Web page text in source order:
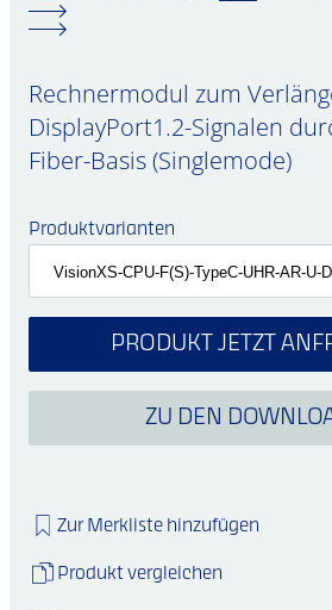
Rechnermodul zum
DisplayPort1.2-Signalen
Fiber-Basis (Singlemode)
Produktvarianten
PRODUKT JETZT
ZU DEN
Zur Merkliste hinzufügen
Produkt vergleichen